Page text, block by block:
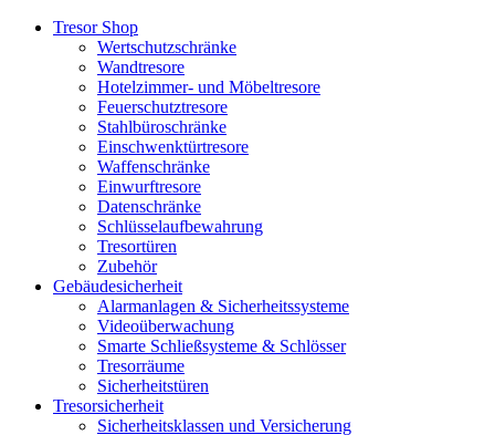
Tresor Shop
Wertschutzschränke
Wandtresore
Hotelzimmer- und Möbeltresore
Feuerschutztresore
Stahlbüroschränke
Einschwenktürtresore
Waffenschränke
Einwurftresore
Datenschränke
Schlüsselaufbewahrung
Tresortüren
Zubehör
Gebäudesicherheit
Alarmanlagen & Sicherheitssysteme
Videoüberwachung
Smarte Schließsysteme & Schlösser
Tresorräume
Sicherheitstüren
Tresorsicherheit
Sicherheitsklassen und Versicherung